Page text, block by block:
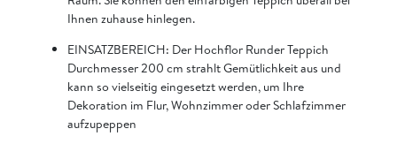
Ihnen zuhause hinlegen.
EINSATZBEREICH: Der Hochflor Runder Teppich
Durchmesser 200 cm strahlt Gemütlichkeit aus und
kann so vielseitig eingesetzt werden, um Ihre
Dekoration im Flur, Wohnzimmer oder Schlafzimmer
aufzupeppen